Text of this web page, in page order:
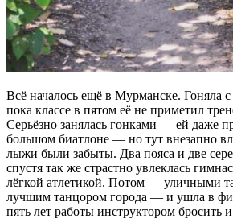
Всё началось ещё в Мурманске. Гоняла
пока классе в пятом её не приметил
Серьёзно занялась гонками — ей даже
большом биатлоне — но тут внезапно
лыжи были забыты. Два пояса и две
спустя так же страстно увлеклась
лёгкой атлетикой. Потом — уличными
лучшим танцором города — и ушла в
пять лет работы инструктором бросить и